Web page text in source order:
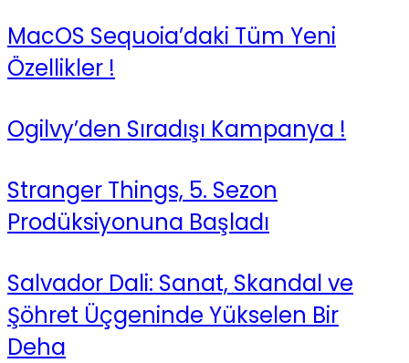
MacOS Sequoia’daki Tüm Yeni
Özellikler !
Ogilvy’den Sıradışı Kampanya !
Stranger Things, 5. Sezon
Prodüksiyonuna Başladı
Salvador Dali: Sanat, Skandal ve
Şöhret Üçgeninde Yükselen Bir
Deha